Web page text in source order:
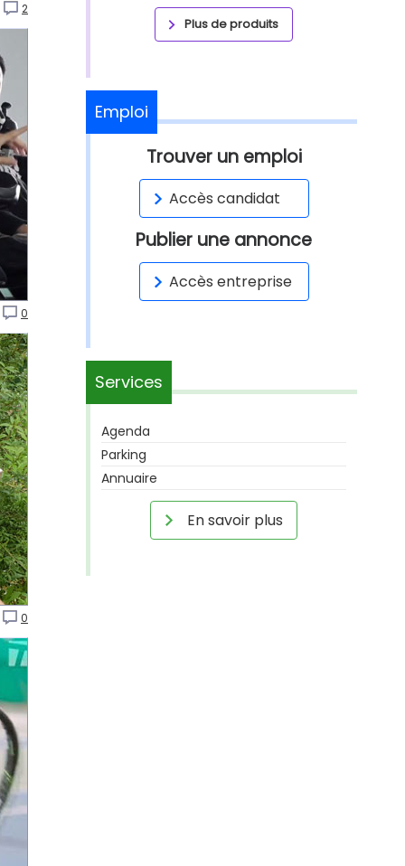
2
0
0
Plus de produits
Emploi
Trouver un emploi
Accès candidat
Publier une annonce
Accès entreprise
Services
Agenda
Parking
Annuaire
En savoir plus